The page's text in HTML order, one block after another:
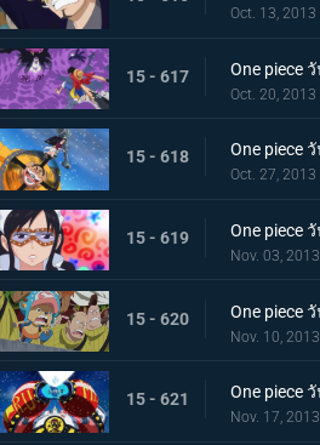
Oct. 13, 2013
15 - 617
Oct. 20, 2013
15 - 618
Oct. 27, 2013
15 - 619
Nov. 03, 2013
15 - 620
Nov. 10, 2013
15 - 621
Nov. 17, 2013